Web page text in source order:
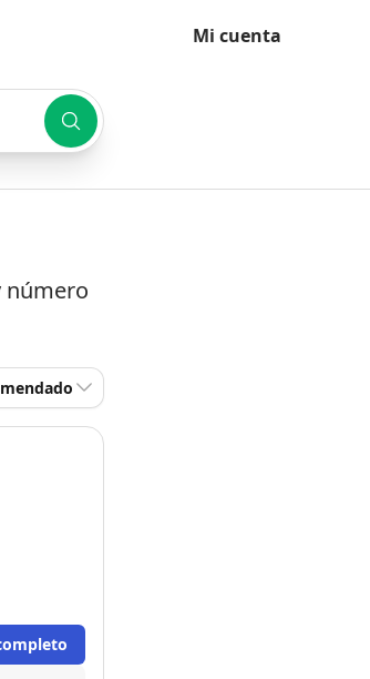
Mi cuenta
número